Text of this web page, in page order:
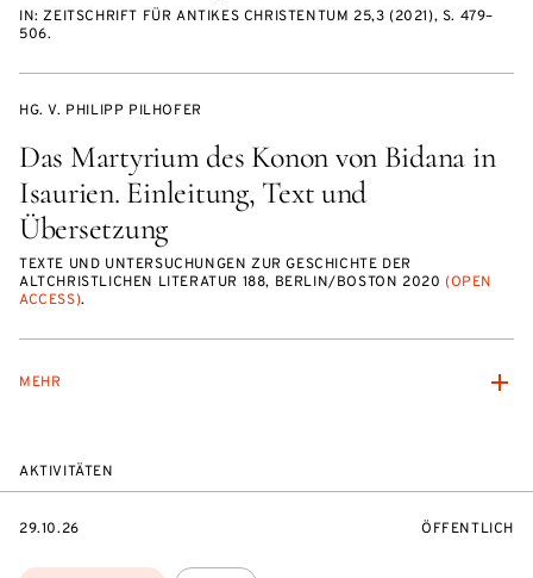
IN: ZEITSCHRIFT FÜR ANTIKES CHRISTENTUM 25,3 (2021), S. 479–
506.
HG. V. PHILIPP PILHOFER
Das Martyrium des Konon von Bidana in
Isaurien. Einleitung, Text und
Übersetzung
TEXTE UND UNTERSUCHUNGEN ZUR GESCHICHTE DER
ALTCHRISTLICHEN LITERATUR 188, BERLIN/BOSTON 2020 (OPEN
ACCESS).
MEHR
AKTIVITÄTEN
EVENTBEGINSON
29.10.26 ÖFFENTLICH